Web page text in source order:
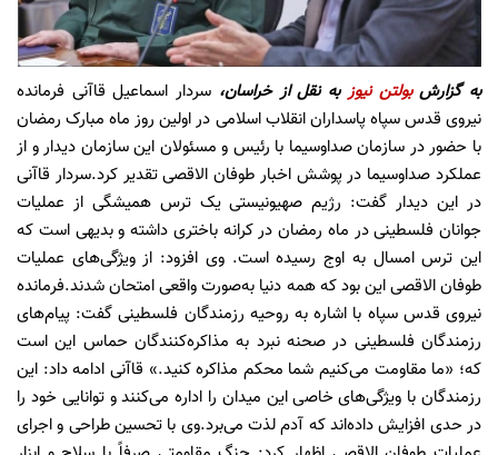
به گزارش بولتن نیوزبه نقل از خراسان، سردار اسماعیل قاآنی فرمانده
نیروی قدس سپاه پاسداران انقلاب اسلامی در اولین روز ماه مبارک رمضان
با حضور در سازمان صداوسیما با رئیس و مسئولان این سازمان دیدار و از
عملکرد صداوسیما در پوشش اخبار طوفان الاقصی تقدیر کرد.سردار قاآنی
در این دیدار گفت: رژیم صهیونیستی یک ترس همیشگی از عملیات
جوانان فلسطینی در ماه رمضان در کرانه باختری داشته و بدیهی است که
این ترس امسال به اوج رسیده است. وی افزود: از ویژگی‌های عملیات
طوفان الاقصی این بود که همه دنیا به‌صورت واقعی امتحان شدند.فرمانده
نیروی قدس سپاه با اشاره به روحیه رزمندگان فلسطینی گفت: پیام‌های
رزمندگان فلسطینی در صحنه نبرد به مذاکره‌کنندگان حماس این است
که؛ «ما مقاومت می‌کنیم شما محکم مذاکره کنید.» قاآنی ادامه داد: این
رزمندگان با ویژگی‌های خاصی این میدان را اداره می‌کنند و توانایی خود را
در حدی افزایش داده‌اند که آدم لذت می‌برد.وی با تحسین طراحی و اجرای